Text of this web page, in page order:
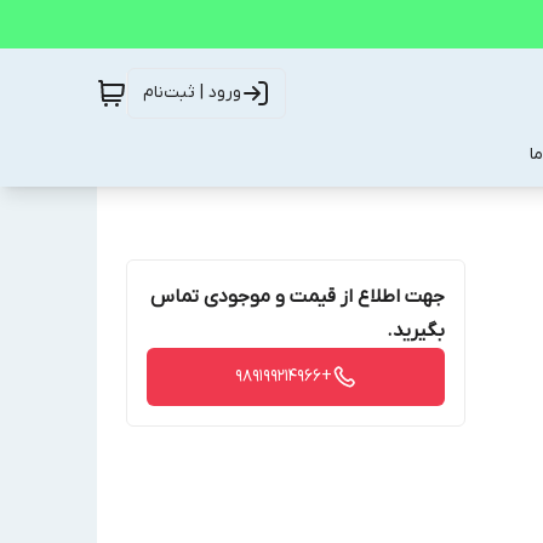
ورود | ثبت‌نام
جهت اطلاع از قیمت و موجودی تماس
بگیرید.
+989199214966